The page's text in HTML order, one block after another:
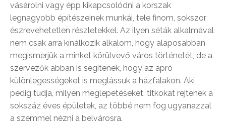
vásárolni vagy épp kikapcsolódni a korszak
legnagyobb építészeinek munkái, tele finom, sokszor
észrevehetetlen részletekkel. Az ilyen séták alkalmával
nem csak arra kínálkozik alkalom, hogy alaposabban
megismerjük a minket körülvevő város történetét, de a
szervezők abban is segítenek, hogy az apró
különlegességeket is meglássuk a házfalakon. Aki
pedig tudja, milyen meglepetéseket, titkokat rejtenek a
sokszáz éves épületek, az többé nem fog ugyanazzal
a szemmel nézni a belvárosra.